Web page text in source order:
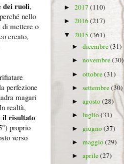
dei ruoli,
nello
di mettere o
creato,
perfezione
magari
realtà,
il risultato
proprio
verso
► 2017 (110)
► 2016(217)
▼ 2015 (361)
►dicembre(31)
►novembre(30)
►ottobre(31)
►settembre(30)
►agosto(28)
►luglio(31)
► giugno(37)
►maggio(29)
►aprile(27)